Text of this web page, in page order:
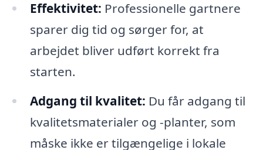
Effektivitet: Professionelle gartnere
sparer dig tid og sørger for, at
arbejdet bliver udført korrekt fra
starten.
Adgang til kvalitet: Du får adgang til
kvalitetsmaterialer og -planter, som
måske ikke er tilgængelige i lokale